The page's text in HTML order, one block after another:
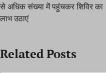
से अधिक संख्या में पहुंचकर शिविर का
लाभ उठाएं
Related Posts